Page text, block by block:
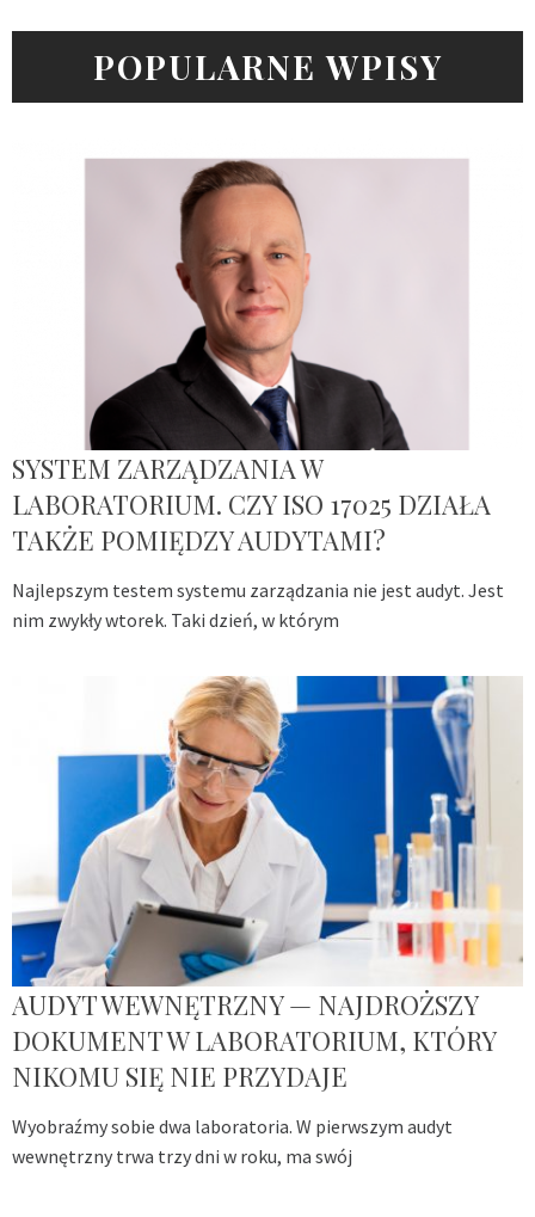
POPULARNE WPISY
SYSTEM ZARZĄDZANIA W
LABORATORIUM. CZY ISO 17025 DZIAŁA
TAKŻE POMIĘDZY AUDYTAMI?
Najlepszym testem systemu zarządzania nie jest audyt. Jest
nim zwykły wtorek. Taki dzień, w którym
AUDYT WEWNĘTRZNY — NAJDROŻSZY
DOKUMENT W LABORATORIUM, KTÓRY
NIKOMU SIĘ NIE PRZYDAJE
Wyobraźmy sobie dwa laboratoria. W pierwszym audyt
wewnętrzny trwa trzy dni w roku, ma swój